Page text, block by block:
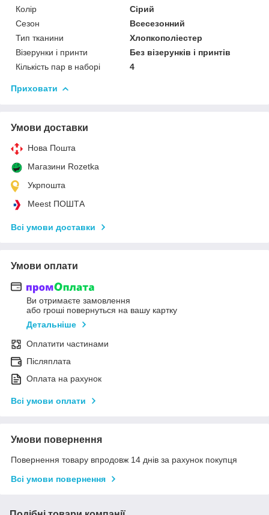
Колір
Сірий
Сезон
Всесезонний
Тип тканини
Хлопкополіестер
Візерунки і принти
Без візерунків і принтів
Кількість пар в наборі
4
Приховати
Умови доставки
Нова Пошта
Магазини Rozetka
Укрпошта
Meest ПОШТА
Всі умови доставки
Умови оплати
Ви отримаєте замовлення
або гроші повернуться на вашу картку
Детальніше
Оплатити частинами
Післяплата
Оплата на рахунок
Всі умови оплати
Умови повернення
Повернення товару впродовж 14 днів за рахунок покупця
Всі умови повернення